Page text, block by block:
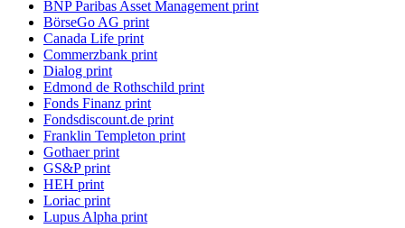
BNP Paribas Asset Management print
BörseGo AG print
Canada Life print
Commerzbank print
Dialog print
Edmond de Rothschild print
Fonds Finanz print
Fondsdiscount.de print
Franklin Templeton print
Gothaer print
GS&P print
HEH print
Loriac print
Lupus Alpha print